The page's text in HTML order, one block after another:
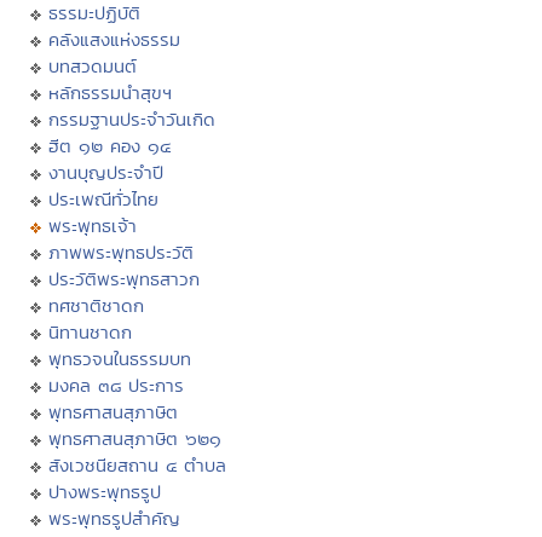
ธรรมะปฏิบัติ
คลังแสงแห่งธรรม
บทสวดมนต์
หลักธรรมนำสุขฯ
กรรมฐานประจำวันเกิด
ฮีต ๑๒ คอง ๑๔
งานบุญประจำปี
ประเพณีทั่วไทย
พระพุทธเจ้า
ภาพพระพุทธประวัติ
ประวัติพระพุทธสาวก
ทศชาติชาดก
นิทานชาดก
พุทธวจนในธรรมบท
มงคล ๓๘ ประการ
พุทธศาสนสุภาษิต
พุทธศาสนสุภาษิต ๖๒๑
สังเวชนียสถาน ๔ ตำบล
ปางพระพุทธรูป
พระพุทธรูปสำคัญ